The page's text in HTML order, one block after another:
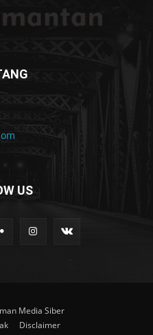
US
Media Siber
Disclaimer